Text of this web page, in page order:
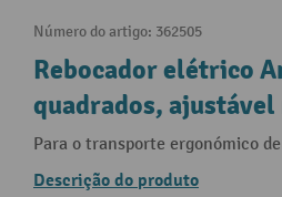
Número do artigo: 362505
Rebocador elétrico
quadrados, ajustável
Para o transporte ergonómico
Descrição do produto